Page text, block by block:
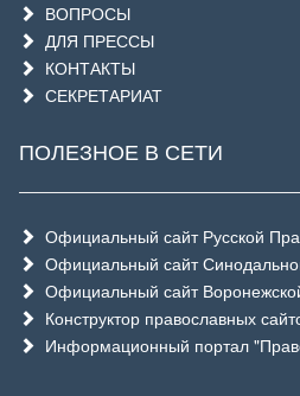
ВОПРОСЫ
ДЛЯ ПРЕССЫ
КОНТАКТЫ
СЕКРЕТАРИАТ
ПОЛЕЗНОЕ В СЕТИ
Официальный сайт Русской
Официальный сайт
Официальный сайт
Конструктор православных
Информационный портал